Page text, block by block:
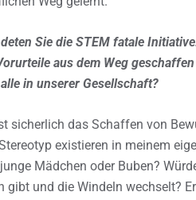
Sie die STEM fatale
aus dem Weg
in unserer Gesellschaft?
sicherlich das Schaffen von
existieren in meinem
Mädchen oder Buben?
gibt und die Windeln wechselt?